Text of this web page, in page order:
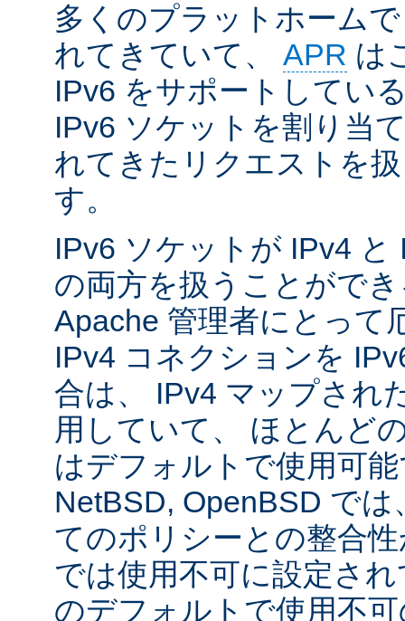
多くのプラットホーム
れてきていて、 APR は
IPv6 をサポートしてい
IPv6 ソケットを割り当
れてきたリクエストを
す。
IPv6 ソケットが IPv4
の両方を扱うことがで
Apache 管理者にとって
IPv4 コネクションを
合は、 IPv4 マップされ
用していて、 ほとんど
はデフォルトで使用可
NetBSD, OpenBSD で
てのポリシーとの整合
では使用不可に設定さ
のデフォルトで使用不